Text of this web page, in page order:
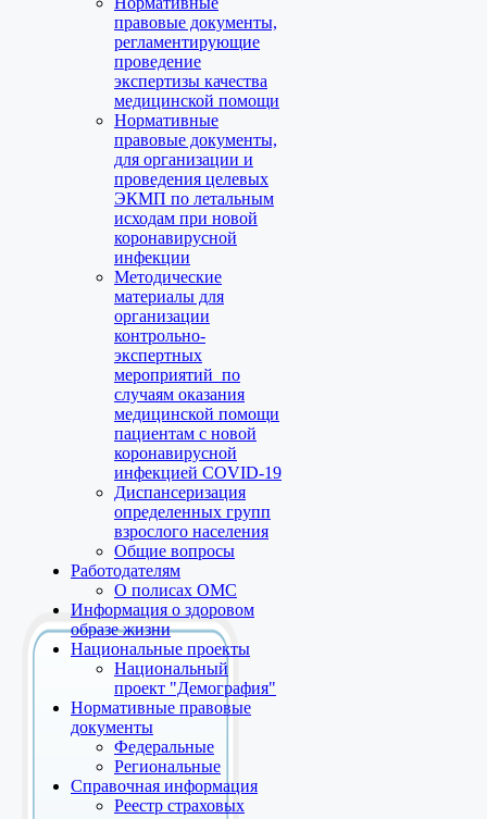
правовые документы,
регламентирующие
проведение
экспертизы качества
медицинской помощи
Нормативные
правовые документы,
для организации и
проведения целевых
ЭКМП по летальным
исходам при новой
коронавирусной
инфекции
Методические
материалы для
организации
контрольно-
экспертных
мероприятий по
случаям оказания
медицинской помощи
пациентам с новой
коронавирусной
инфекцией COVID-19
Диспансеризация
определенных групп
взрослого населения
Общие вопросы
Работодателям
О полисах ОМС
Информация о здоровом
образе жизни
Национальные проекты
Национальный
проект "Демография"
Нормативные правовые
документы
Федеральные
Региональные
Справочная информация
Реестр страховых